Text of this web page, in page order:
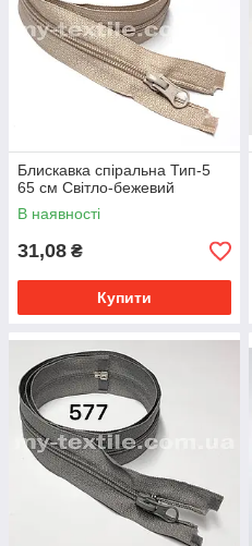
Блискавка спіральна Тип-5
65 см Світло-бежевий
В наявності
31,08 ₴
Купити